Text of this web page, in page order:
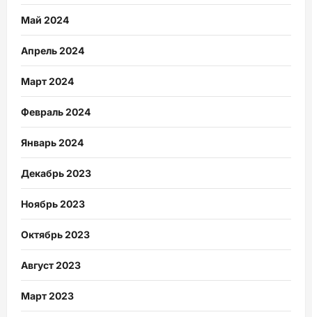
Май 2024
Апрель 2024
Март 2024
Февраль 2024
Январь 2024
Декабрь 2023
Ноябрь 2023
Октябрь 2023
Август 2023
Март 2023